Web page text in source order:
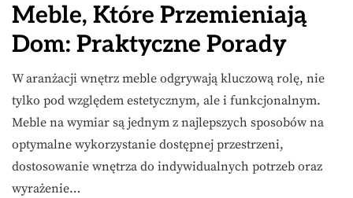
Meble, Które Przemieniają
Dom: Praktyczne Porady
W aranżacji wnętrz meble odgrywają kluczową rolę, nie
tylko pod względem estetycznym, ale i funkcjonalnym.
Meble na wymiar są jednym z najlepszych sposobów na
optymalne wykorzystanie dostępnej przestrzeni,
dostosowanie wnętrza do indywidualnych potrzeb oraz
wyrażenie…